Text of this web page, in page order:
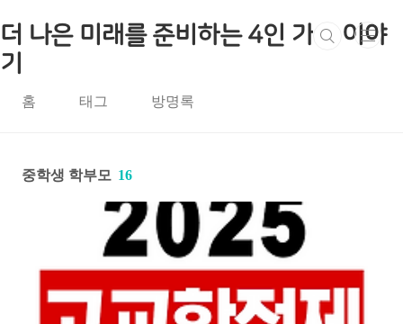
더 나은 미래를 준비하는 4인 가족 이야
기
홈 태그 방명록
중학생 학부모 16